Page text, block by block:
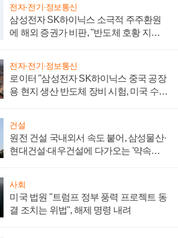
전자·전기·정보통신
삼성전자 SK하이닉스 소극적 주주환원
에 해외 증권가 비판, "반도체 호황 지속
전자·전기·정보통신
로이터 "삼성전자 SK하이닉스 중국 공장
용 현지 생산 반도체 장비 시험, 미국 수출
건설
원전 건설 국내외서 속도 붙어, 삼성물산·
현대건설·대우건설에 다가오는 '약속의
사회
미국 법원 "트럼프 정부 풍력 프로젝트 동
결 조치는 위법", 해제 명령 내려